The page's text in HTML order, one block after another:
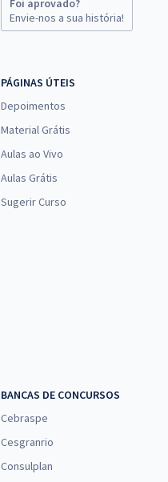
Envie-nos a sua história!
PÁGINAS ÚTEIS
Depoimentos
Material Grátis
Aulas ao Vivo
Aulas Grátis
Sugerir Curso
BANCAS DE CONCURSOS
Cebraspe
Cesgranrio
Consulplan